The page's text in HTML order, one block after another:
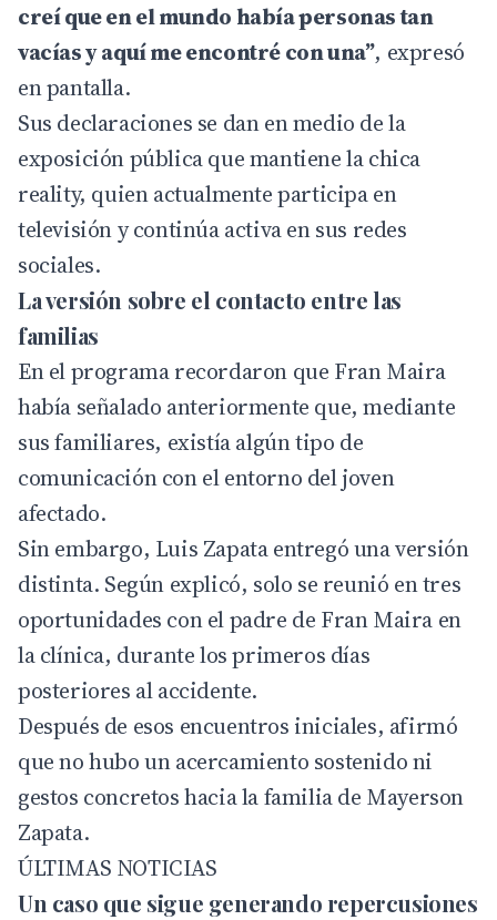
creí que en el mundo había personas tan
vacías y aquí me encontré con una”, expresó
en pantalla.
Sus declaraciones se dan en medio de la
exposición pública que mantiene la chica
reality, quien actualmente participa en
televisión y continúa activa en sus redes
sociales.
La versión sobre el contacto entre las
familias
En el programa recordaron que Fran Maira
había señalado anteriormente que, mediante
sus familiares, existía algún tipo de
comunicación con el entorno del joven
afectado.
Sin embargo, Luis Zapata entregó una versión
distinta. Según explicó, solo se reunió en tres
oportunidades con el padre de Fran Maira en
la clínica, durante los primeros días
posteriores al accidente.
Después de esos encuentros iniciales, afirmó
que no hubo un acercamiento sostenido ni
gestos concretos hacia la familia de Mayerson
Zapata.
ÚLTIMAS NOTICIAS
Un caso que sigue generando repercusiones